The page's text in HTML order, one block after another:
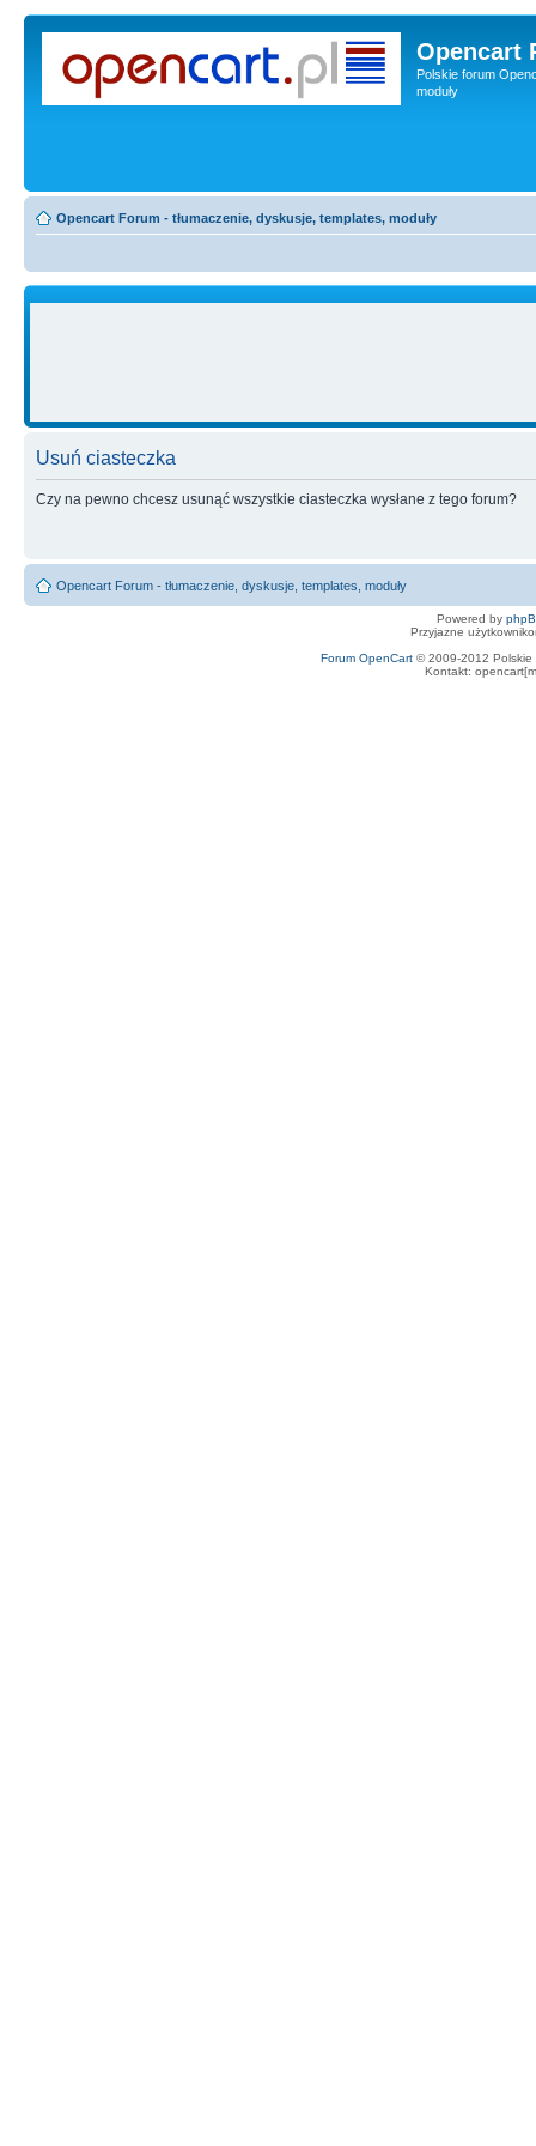
Opencart
Polskie forum
moduły
Opencart Forum - tłumaczenie, dyskusje, templates, moduły
Usuń ciasteczka
Czy na pewno chcesz usunąć wszystkie ciasteczka wysłane z tego forum?
Opencart Forum - tłumaczenie, dyskusje, templates, moduły
Powered by
Przyjazne
Forum OpenCart© 2009-2012 Polskie
Kontakt: